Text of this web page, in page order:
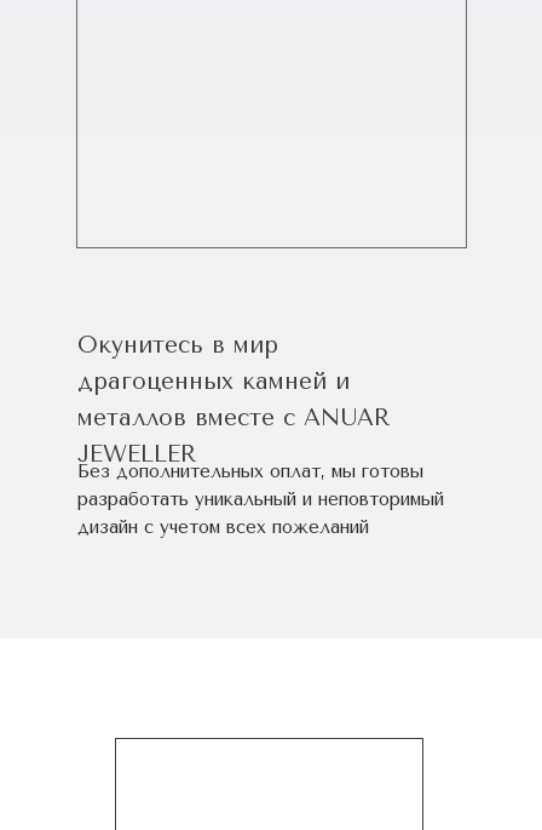
Окунитесь в мир
драгоценных камней и
металлов вместе с ANUAR
JEWELLER
Без дополнительных оплат, мы готовы
разработать уникальный и неповторимый
дизайн c учетом всех пожеланий